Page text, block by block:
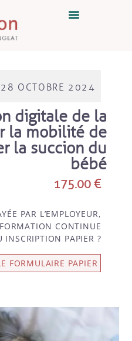
28 OCTOBRE 2024
digitale de la
la mobilité de
la succion du
bébé
175.00 €
PAR L’EMPLOYEUR,
FORMATION CONTINUE
INSCRIPTION PAPIER ?
FORMULAIRE PAPIER